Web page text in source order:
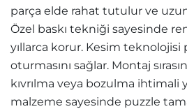
parça elde rahat tutulur ve uzun
Özel baskı tekniği sayesinde
yıllarca korur. Kesim teknolojisi
oturmasını sağlar. Montaj
kıvrılma veya bozulma ihtimali
malzeme sayesinde puzzle